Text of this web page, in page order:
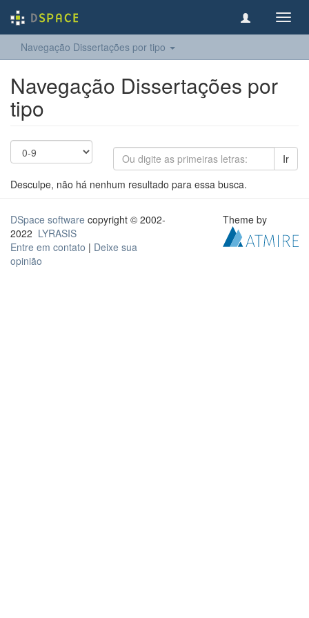
Navegação Dissertações por tipo
Navegação Dissertações por
tipo
Ir
Desculpe, não há nenhum resultado para essa busca.
DSpace software copyright © 2002-
2022 LYRASIS
Entre em contato | Deixe sua
opinião
Theme by